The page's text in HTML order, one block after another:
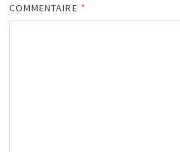
COMMENTAIRE *